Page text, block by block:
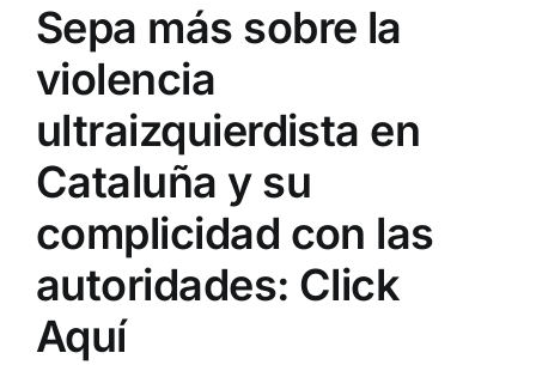
Sepa más sobre la
violencia
ultraizquierdista en
Cataluña y su
complicidad con las
autoridades: Click
Aquí